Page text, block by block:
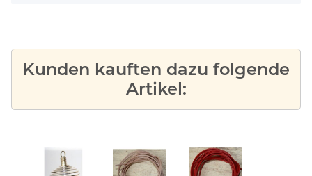
Kunden kauften dazu folgende
Artikel: